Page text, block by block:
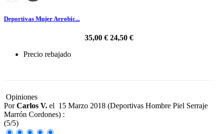
Deportivas Mujer Aerobic...
35,00 € 24,50 €
Precio rebajado
Opiniones
PorCarlos V. el 15 Marzo 2018 (Deportivas Hombre Piel Serraje
Marrón Cordones) :
(5/5)